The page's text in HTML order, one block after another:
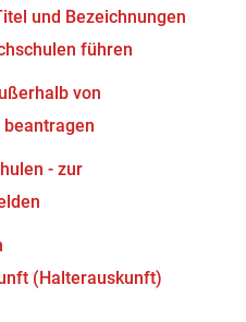
und Bezeichnungen
führen
von
- zur
(Halterauskunft)